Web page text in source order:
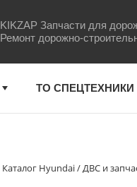
KIKZAP Запчасти для
Ремонт дорожно-
ТО СПЕЦТЕХНИКИ
Каталог Hyundai / ДВС и